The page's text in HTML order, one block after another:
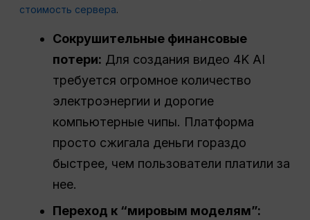
стоимость сервера.
Сокрушительные финансовые
потери: Для создания видео 4K AI
требуется огромное количество
электроэнергии и дорогие
компьютерные чипы. Платформа
просто сжигала деньги гораздо
быстрее, чем пользователи платили за
нее.
Переход к “мировым моделям”: